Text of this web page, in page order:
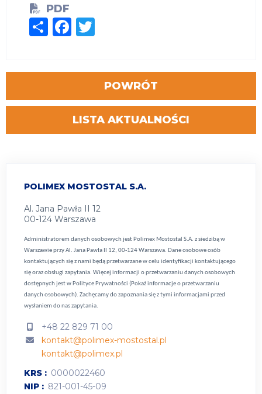
POLIMEX MOSTOSTAL S.A.
Al. Jana Pawła II 12
00-124 Warszawa
Administratorem danych osobowych jest Polimex Mostostal S.A. z siedzibą w
Warszawie przy Al. Jana Pawła II 12, 00-124 Warszawa. Dane osobowe osób
kontaktujących się z nami będą przetwarzane w celu identyfikacji kontaktującego
się oraz obsługi zapytania. Więcej informacji o przetwarzaniu danych osobowych
dostępnych jest w Polityce Prywatności (Pokaż informacje o przetwarzaniu
danych osobowych). Zachęcamy do zapoznania się z tymi informacjami przed
wysłaniem do nas zapytania.
+48 22 829 71 00
kontakt@polimex-mostostal.pl
kontakt@polimex.pl
KRS
0000022460
NIP
821-001-45-09
PDF
ShareFacebook
POWRÓT
LISTA AKTUALNOŚCI